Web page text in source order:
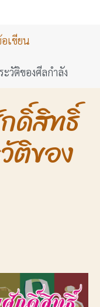
เขียน
วัติของศีลกำลัง
ดิ์สิทธิ์
ติของ